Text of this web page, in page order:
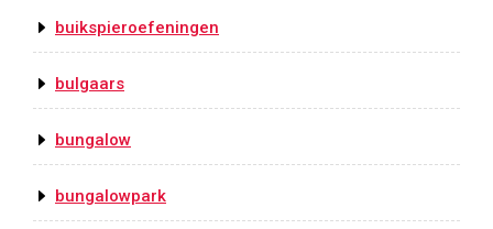
buikspieroefeningen
bulgaars
bungalow
bungalowpark